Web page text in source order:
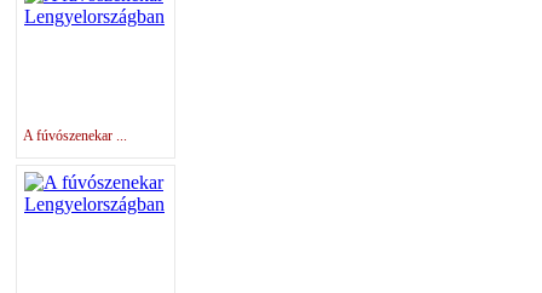
A fúvószenekar ...